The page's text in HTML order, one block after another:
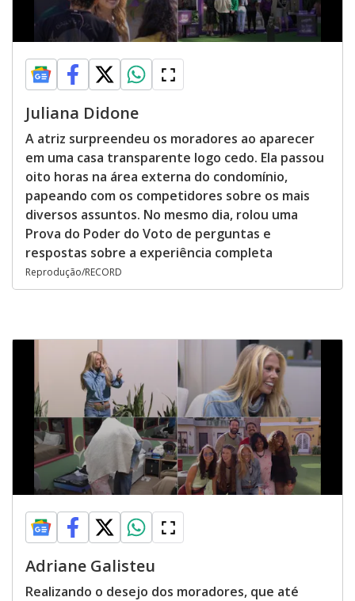
Juliana Didone
A atriz surpreendeu os moradores ao aparecer
em uma casa transparente logo cedo. Ela passou
oito horas na área externa do condomínio,
papeando com os competidores sobre os mais
diversos assuntos. No mesmo dia, rolou uma
Prova do Poder do Voto de perguntas e
respostas sobre a experiência completa
Reprodução/RECORD
Adriane Galisteu
Realizando o desejo dos moradores, que até